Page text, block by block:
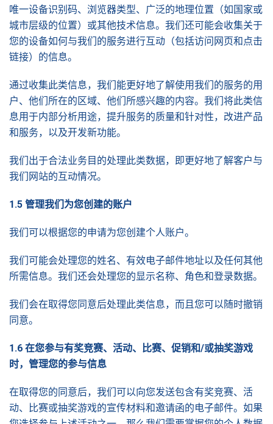
唯一设备识别码、浏览器类型、广泛的地理位置（如国家或
城市层级的位置）或其他技术信息。我们还可能会收集关于
您的设备如何与我们的服务进行互动（包括访问网页和点击
链接）的信息。
通过收集此类信息，我们能更好地了解使用我们的服务的用
户、他们所在的区域、他们所感兴趣的内容。我们将此类信
息用于内部分析用途，提升服务的质量和针对性，改进产品
和服务，以及开发新功能。
我们出于合法业务目的处理此类数据，即更好地了解客户与
我们网站的互动情况。
1.5 管理我们为您创建的账户
我们可以根据您的申请为您创建个人账户。
我们可能会处理您的姓名、有效电子邮件地址以及任何其他
所需信息。我们还会处理您的显示名称、角色和登录数据。
我们会在取得您同意后处理此类信息，而且您可以随时撤销
同意。
1.6 在您参与有奖竞赛、活动、比赛、促销和/或抽奖游戏
时，管理您的参与信息
在取得您的同意后，我们可以向您发送包含有奖竞赛、活
动、比赛或抽奖游戏的宣传材料和邀请函的电子邮件。如果